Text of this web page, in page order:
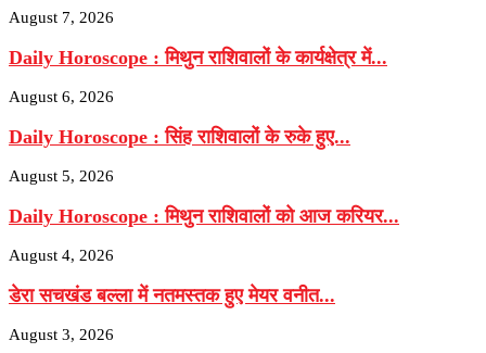
August 7, 2026
Daily Horoscope : मिथुन राशिवालों के कार्यक्षेत्र में...
August 6, 2026
Daily Horoscope : सिंह राशिवालों के रुके हुए...
August 5, 2026
Daily Horoscope : मिथुन राशिवालों को आज करियर...
August 4, 2026
डेरा सचखंड बल्ला में नतमस्तक हुए मेयर वनीत...
August 3, 2026